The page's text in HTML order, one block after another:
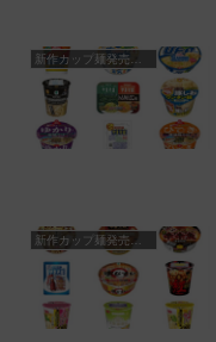
新作カップ麺発売予定